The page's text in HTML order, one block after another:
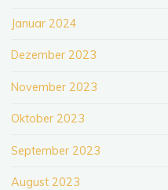
Januar 2024
Dezember 2023
November 2023
Oktober 2023
September 2023
August 2023